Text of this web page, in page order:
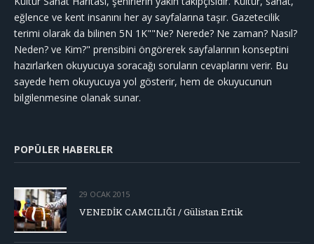
eğlence ve kent insanını her ay sayfalarına taşır. Gazetecilik
terimi olarak da bilinen 5N 1K""Ne? Nerede? Ne zaman? Nasıl?
Neden? ve Kim?" prensibini öngörerek sayfalarının konseptini
hazırlarken okuyucuya soracağı soruların cevaplarını verir. Bu
sayede hem okuyucuya yol gösterir, hem de okuyucunun
bilgilenmesine olanak sunar.
POPÜLER HABERLER
29 OCAK 2015
VENEDİK CAMCILIĞI / Gülistan Ertik